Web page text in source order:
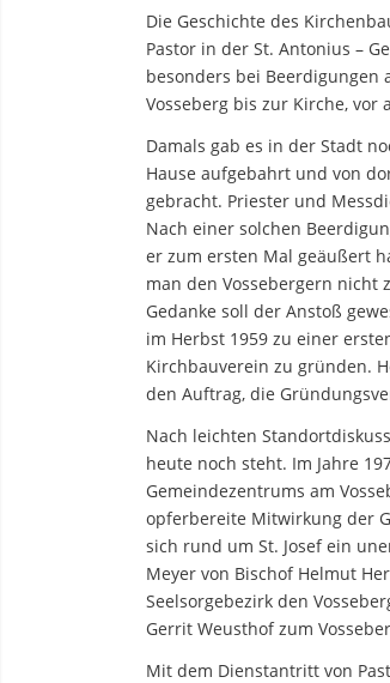
Die Geschichte des
Pastor in der St. Antonius –
besonders bei Beerdigungen
Vosseberg bis zur Kirche,
Damals gab es in der Stadt
Hause aufgebahrt und von
gebracht. Priester und
Nach einer solchen
er zum ersten Mal geäußert
man den Vossebergern nicht
Gedanke soll der Anstoß
im Herbst 1959 zu einer
Kirchbauverein zu gründen.
den Auftrag, die
Nach leichten
heute noch steht. Im Jahre
Gemeindezentrums am
opferbereite Mitwirkung der
sich rund um St. Josef ein
Meyer von Bischof Helmut
Seelsorgebezirk den
Gerrit Weusthof zum
Mit dem Dienstantritt von